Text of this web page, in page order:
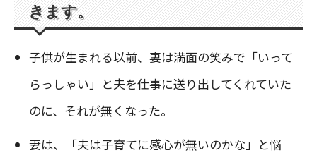
きます。
子供が生まれる以前、妻は満面の笑みで「いって
らっしゃい」と夫を仕事に送り出してくれていた
のに、それが無くなった。
妻は、「夫は子育てに感心が無いのかな」と悩